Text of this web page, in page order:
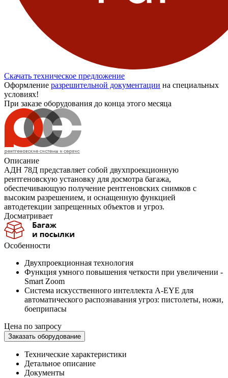
Скачать техническое предложение
Оформление разрешительной документации на специальных
условиях!
При заказе оборудования до конца этого месяца
Описание
АДН 78Д представляет собой двухпроекционную
рентгеновскую установку для досмотра багажа,
обеспечивающую получение рентгеновских снимков с
высоким разрешением, и оснащенную функцией
автодетекции запрещенных объектов и угроз.
Досматривает
Особенности
Двухпроекционная технология
Функция умного повышения четкости при увеличении -
Smart Zoom
Система искусственного интеллекта A-EYE для
автоматического распознавания угроз: пистолеты, ножи,
боеприпасы
Цена по запросу
Заказать оборудование
Технические характеристики
Детальное описание
Документы